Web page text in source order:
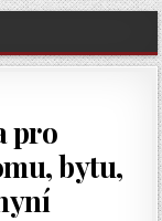
pro
bytu,